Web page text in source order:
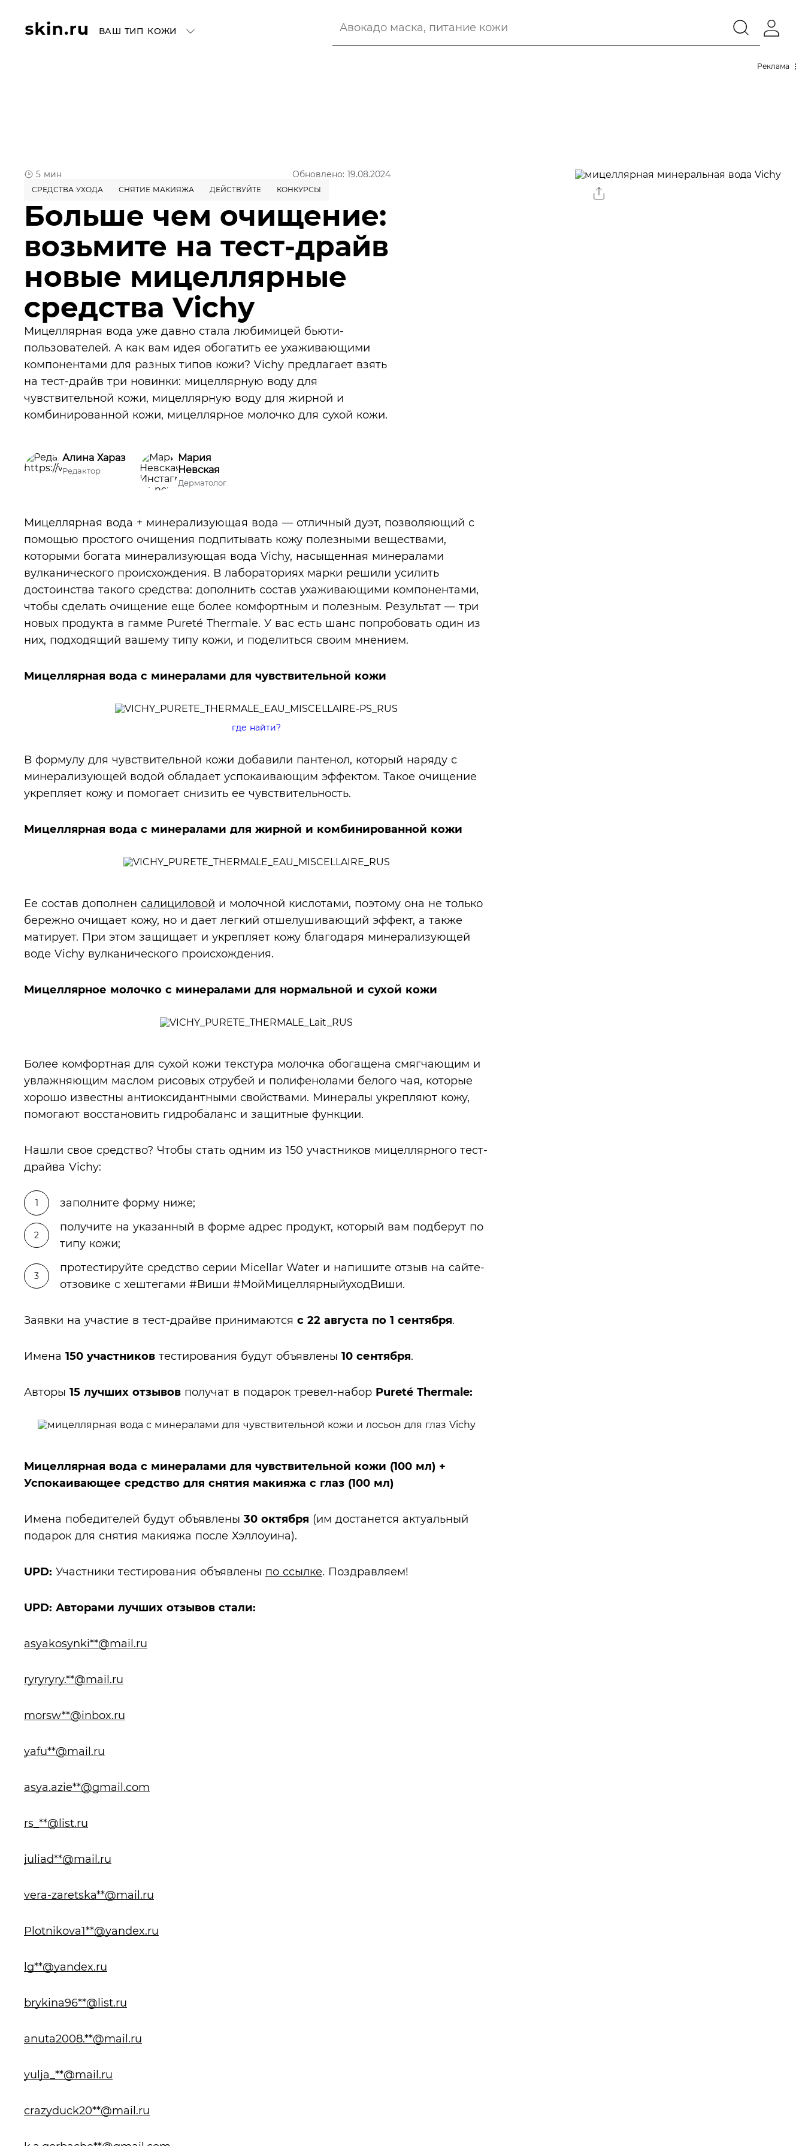
ВАШ ТИП КОЖИ
Реклама
5 мин Обновлено: 19.08.2024
СРЕДСТВА УХОДА СНЯТИЕ МАКИЯЖА ДЕЙСТВУЙТЕ КОНКУРСЫ
Больше чем очищение:
возьмите на тест-драйв
новые мицеллярные
средства Vichy
Мицеллярная вода уже давно стала любимицей бьюти-
пользователей. А как вам идея обогатить ее ухаживающими
компонентами для разных типов кожи? Vichy предлагает взять
на тест-драйв три новинки: мицеллярную воду для
чувствительной кожи, мицеллярную воду для жирной и
комбинированной кожи, мицеллярное молочко для сухой кожи.
Алина Хараз
Редактор
Мария
Невская
Дерматолог
Мицеллярная вода + минерализующая вода — отличный дуэт, позволяющий с
помощью простого очищения подпитывать кожу полезными веществами,
которыми богата минерализующая вода Vichy, насыщенная минералами
вулканического происхождения. В лабораториях марки решили усилить
достоинства такого средства: дополнить состав ухаживающими компонентами,
чтобы сделать очищение еще более комфортным и полезным. Результат — три
новых продукта в гамме Pureté Thermale. У вас есть шанс попробовать один из
них, подходящий вашему типу кожи, и поделиться своим мнением.
Мицеллярная вода с минералами для чувствительной кожи
где найти?
В формулу для чувствительной кожи добавили пантенол, который наряду с
минерализующей водой обладает успокаивающим эффектом. Такое очищение
укрепляет кожу и помогает снизить ее чувствительность.
Мицеллярная вода с минералами для жирной и комбинированной кожи
Ее состав дополнен салициловой и молочной кислотами, поэтому она не только
бережно очищает кожу, но и дает легкий отшелушивающий эффект, а также
матирует. При этом защищает и укрепляет кожу благодаря минерализующей
воде Vichy вулканического происхождения.
Мицеллярное молочко с минералами для нормальной и сухой кожи
Более комфортная для сухой кожи текстура молочка обогащена смягчающим и
увлажняющим маслом рисовых отрубей и полифенолами белого чая, которые
хорошо известны антиоксидантными свойствами. Минералы укрепляют кожу,
помогают восстановить гидробаланс и защитные функции.
Нашли свое средство? Чтобы стать одним из 150 участников мицеллярного тест-
драйва Vichy:
заполните форму ниже;
получите на указанный в форме адрес продукт, который вам подберут по
типу кожи;
протестируйте средство серии Micellar Water и напишите отзыв на сайте-
отзовике с хештегами #Виши #МойМицеллярныйуходВиши.
Заявки на участие в тест-драйве принимаются с 22 августа по 1 сентября.
Имена 150 участников тестирования будут объявлены 10 сентября.
Авторы 15 лучших отзывов получат в подарок тревел-набор Pureté Thermale:
Мицеллярная вода с минералами для чувствительной кожи (100 мл) +
Успокаивающее средство для снятия макияжа с глаз (100 мл)
Имена победителей будут объявлены 30 октября (им достанется актуальный
подарок для снятия макияжа после Хэллоуина).
UPD: Участники тестирования объявлены по ссылке. Поздравляем!
UPD: Авторами лучших отзывов стали:
asyakosynki**@mail.ru
ryryryry.**@mail.ru
morsw**@inbox.ru
yafu**@mail.ru
asya.azie**@gmail.com
rs_**@list.ru
juliad**@mail.ru
vera-zaretska**@mail.ru
Plotnikova1**@yandex.ru
lg**@yandex.ru
brykina96**@list.ru
anuta2008.**@mail.ru
yulja_**@mail.ru
crazyduck20**@mail.ru